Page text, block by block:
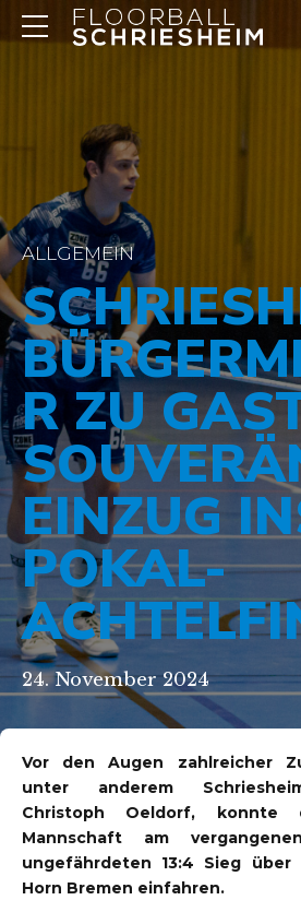
ALLGEMEIN
R ZU
EINZUG
POKAL-
24. November 2024
Vor den Augen zahlreicher
unter anderem
Christoph Oeldorf, konnte
Mannschaft am
ungefährdeten 13:4 Sieg über
Horn Bremen einfahren.